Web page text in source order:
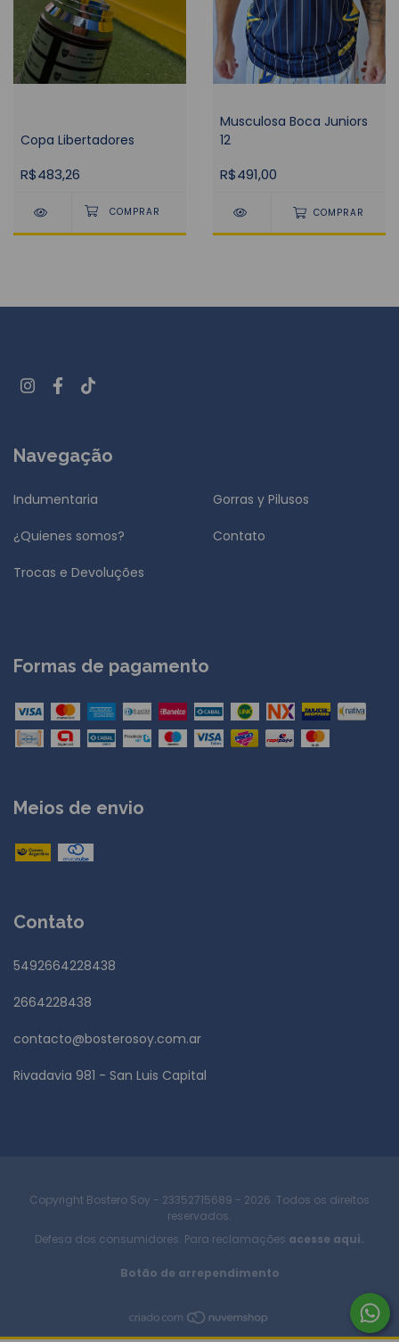
Copa Libertadores
R$483,26
Musculosa Boca Juniors
12
R$491,00
COMPRAR
Navegação
Indumentaria Gorras y Pilusos
¿Quienes somos? Contato
Trocas e Devoluções
Formas de pagamento
Meios de envio
Contato
5492664228438
2664228438
contacto@bosterosoy.com.ar
Rivadavia 981 - San Luis Capital
Copyright Bostero Soy - 23352715689 - 2026. Todos os direitos
reservados.
Defesa dos consumidores. Para reclamações acesse aqui.
Botão de arrependimento